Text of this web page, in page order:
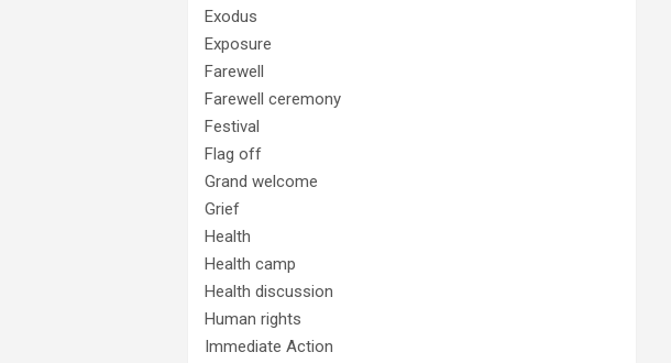
Exodus
Exposure
Farewell
Farewell ceremony
Festival
Flag off
Grand welcome
Grief
Health
Health camp
Health discussion
Human rights
Immediate Action